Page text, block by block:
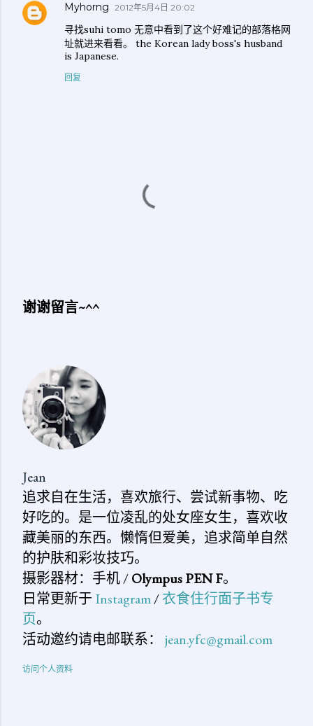
Myhorng 2012年5月4日 20:02
寻找suhi tomo 无意中看到了这个好难记的部落格网
址就进来看看。 the Korean lady boss's husband
is Japanese.
回复
论
谢谢留言~^^
Jean
追求自在生活，喜欢旅行、尝试新事物、吃
好吃的。是一位凌乱的处女座女生，喜欢收
藏美丽的东西。懒惰但爱美，追求简单自然
的护肤和彩妆技巧。
摄影器材：手机 /Olympus PEN F。
日常更新于 Instagram/衣食住行面子书专
页。
活动邀约请电邮联系： jean.yfc@gmail.com
访问个人资料